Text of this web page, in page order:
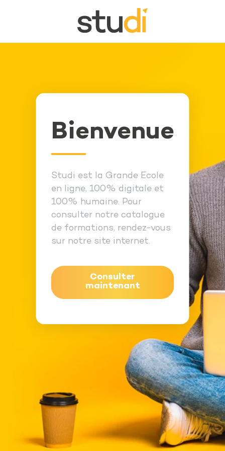
Bienvenue
Studi est la Grande Ecole
en ligne, 100% digitale et
100% humaine. Pour
consulter notre catalogue
de formations, rendez-vous
sur notre site internet.
Consulter
maintenant